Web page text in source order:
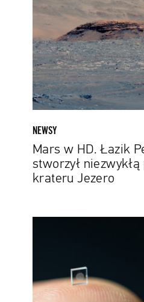
Łazik
Perseverance
stworzył
niezwykłą
panoramę
krateru
Jezero
NEWSY
Mars w HD. Łazik
stworzył
krateru Jezero
do
wielkości